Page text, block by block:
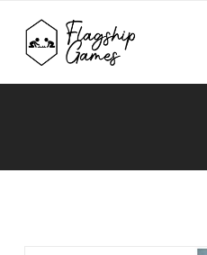
Detail